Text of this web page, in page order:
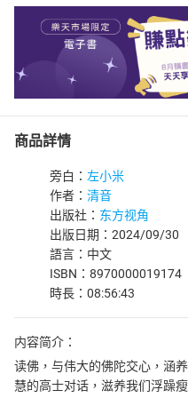
商品詳情
旁白： 左小米
作者： 清音
出版社： 东方视角
出版日期：2024/09/30
語言：中文
ISBN：8970000019174
時長：08:56:43
内容简介：
读佛，与伟大的佛陀交心，涵
慧的高士对话，滋养我们浮躁